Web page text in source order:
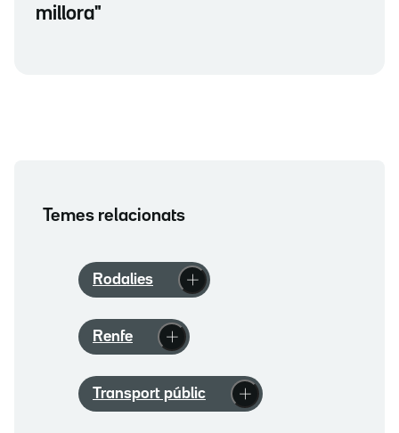
millora"
Temes relacionats
Rodalies
Renfe
Transport públic